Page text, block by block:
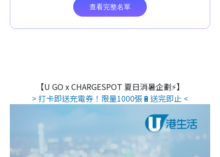
【U GO x CHARGESPOT 夏日消暑企劃⚡】
> 打卡即送充電券！限量1000張🔋送完即止 <